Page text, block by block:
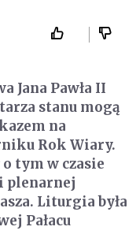
Jana Pawła II
stanu mogą
na
Rok Wiary.
tym w czasie
plenarnej
Liturgia była
Pałacu